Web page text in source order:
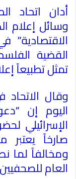
أدان اتحاد
وسائل إعلام
الاقتصادية”
القضية
تمثل تطبيعاً
وقال
اليوم إن
الإسرائيلي
صارخاً يعتبر
ومخالفاً لما
العام